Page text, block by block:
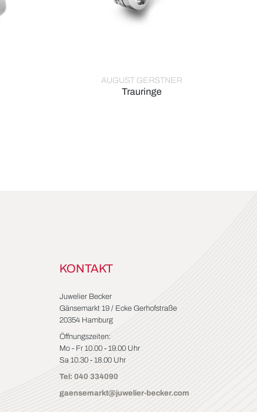
AUGUST GERSTNER
Trauringe
KONTAKT
Juwelier Becker
Gänsemarkt 19 / Ecke Gerhofstraße
20354 Hamburg
Öffnungszeiten:
Mo - Fr 10.00 - 19.00 Uhr
Sa 10.30 - 18.00 Uhr
Tel: 040 334090
gaensemarkt@juwelier-becker.com